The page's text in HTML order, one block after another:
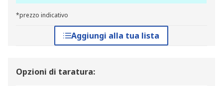
*prezzo indicativo
Aggiungi alla tua lista
Opzioni di taratura: